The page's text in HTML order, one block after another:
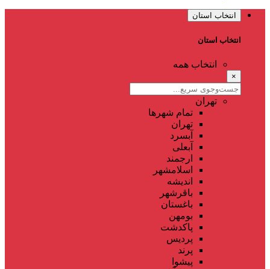
انتخاب استان
انتخاب استان
انتخاب همه
×
تهران
تمام شهر‌ها
تهران
آبسرد
آبعلی
ارجمند
اسلامشهر
اندیشه
باقرشهر
باغستان
بومهن
پاکدشت
پردیس
پرند
پیشوا